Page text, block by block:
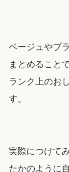
ベージュやブ
まとめること
ランク上のお
す。
実際につけて
たかのように